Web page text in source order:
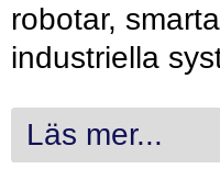
robotar,
industriella
Läs mer...